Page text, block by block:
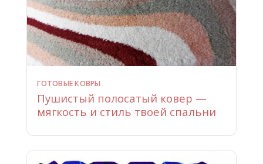
ГОТОВЫЕ КОВРЫ
Пушистый полосатый ковер —
мягкость и стиль твоей спальни